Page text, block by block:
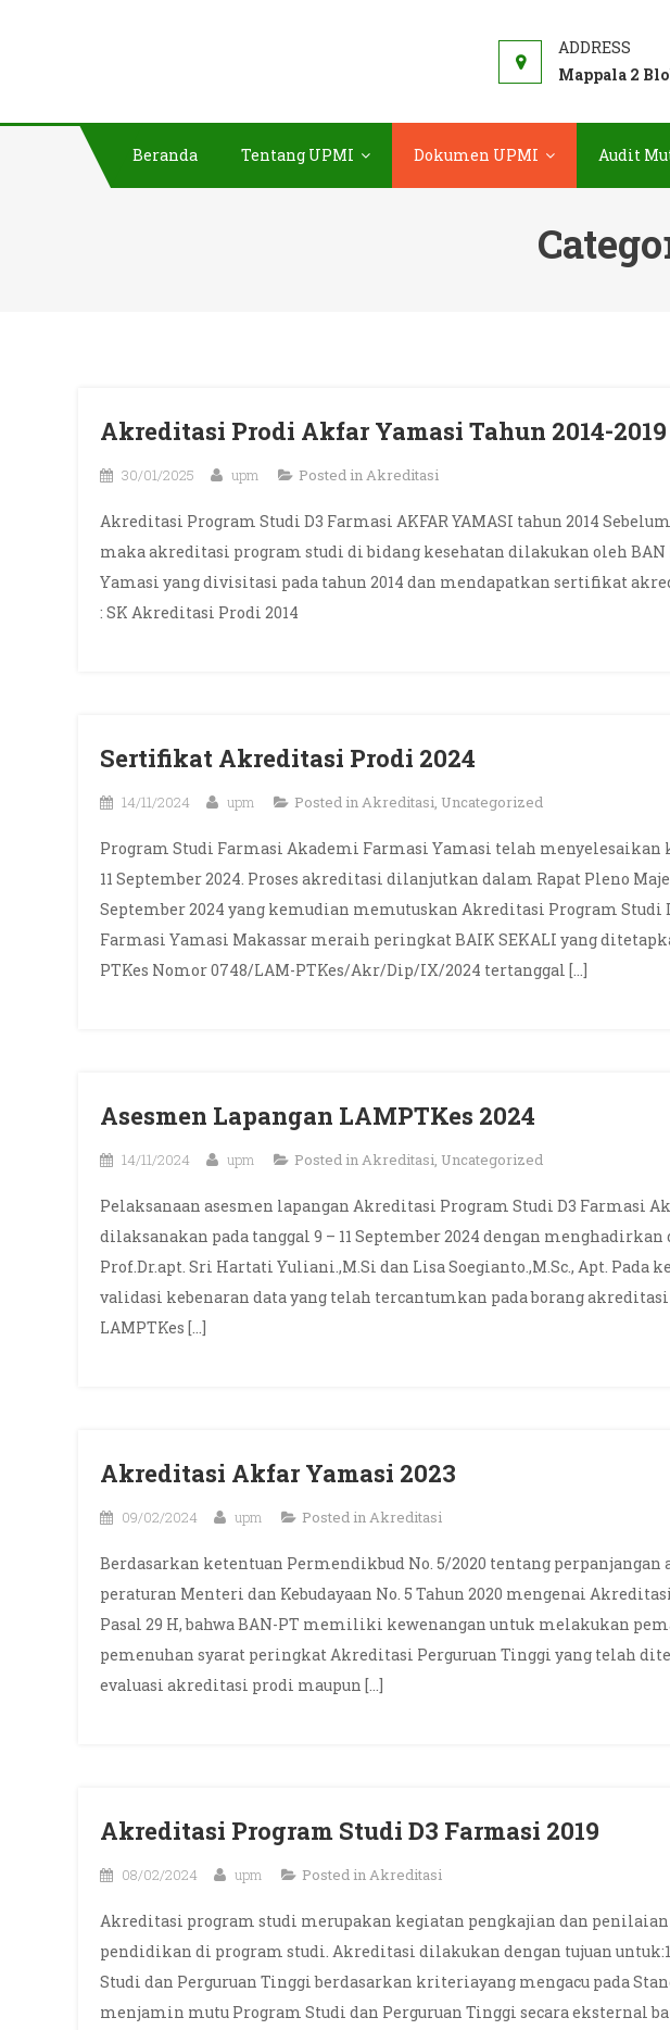
SISTEM PENJAMINAN MUTU INTERNAL
Mappala 2
Beranda Tentang UPMI Dokumen UPMI Audit
Akreditasi Prodi Akfar Yamasi Tahun 2014-2019
30/01/2025 upm Posted inAkreditasi
Akreditasi Program Studi D3 Farmasi AKFAR YAMASI tahun 2014
maka akreditasi program studi di bidang kesehatan dilakukan oleh
Yamasi yang divisitasi pada tahun 2014 dan mendapatkan sertifikat
: SK Akreditasi Prodi 2014
Sertifikat Akreditasi Prodi 2024
14/11/2024 upm Posted inAkreditasi, Uncategorized
Program Studi Farmasi Akademi Farmasi Yamasi telah menyelesaikan
11 September 2024. Proses akreditasi dilanjutkan dalam Rapat Pleno
September 2024 yang kemudian memutuskan Akreditasi Program
Farmasi Yamasi Makassar meraih peringkat BAIK SEKALI yang
PTKes Nomor 0748/LAM-PTKes/Akr/Dip/IX/2024 tertanggal […]
Asesmen Lapangan LAMPTKes 2024
14/11/2024 upm Posted inAkreditasi, Uncategorized
Pelaksanaan asesmen lapangan Akreditasi Program Studi D3 Farmasi
dilaksanakan pada tanggal 9 – 11 September 2024 dengan menghadirkan
Prof.Dr.apt. Sri Hartati Yuliani.,M.Si dan Lisa Soegianto.,M.Sc., Apt. Pada
validasi kebenaran data yang telah tercantumkan pada borang
LAMPTKes […]
Akreditasi Akfar Yamasi 2023
09/02/2024 upm Posted inAkreditasi
Berdasarkan ketentuan Permendikbud No. 5/2020 tentang
peraturan Menteri dan Kebudayaan No. 5 Tahun 2020 mengenai
Pasal 29 H, bahwa BAN-PT memiliki kewenangan untuk melakukan
pemenuhan syarat peringkat Akreditasi Perguruan Tinggi yang telah
evaluasi akreditasi prodi maupun […]
Akreditasi Program Studi D3 Farmasi 2019
08/02/2024 upm Posted inAkreditasi
Akreditasi program studi merupakan kegiatan pengkajian dan
pendidikan di program studi. Akreditasi dilakukan dengan tujuan
Studi dan Perguruan Tinggi berdasarkan kriteriayang mengacu pada
menjamin mutu Program Studi dan Perguruan Tinggi secara eksternal